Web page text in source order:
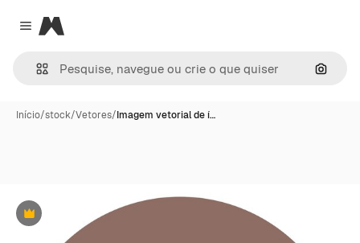
Close menu
Magnific
Início/stock/Vetores/Imagem vetorial de í…
Premium